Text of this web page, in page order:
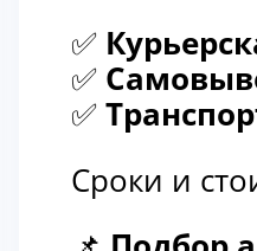
✅
✅
✅
Сроки и